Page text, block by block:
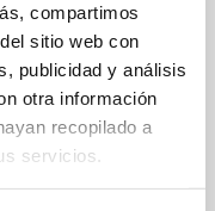
compartimos
sitio web con
publicidad y análisis
otra información
recopilado a
servicios.